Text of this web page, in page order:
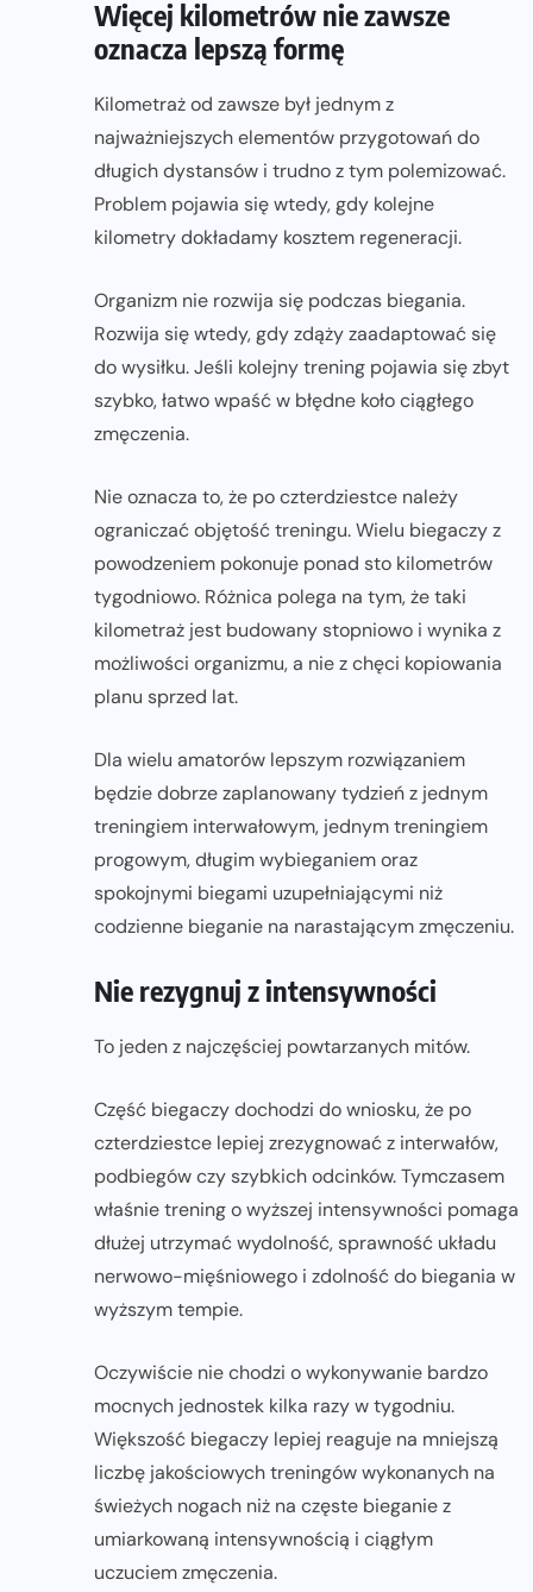
Więcej kilometrów nie zawsze
oznacza lepszą formę
Kilometraż od zawsze był jednym z
najważniejszych elementów przygotowań do
długich dystansów i trudno z tym polemizować.
Problem pojawia się wtedy, gdy kolejne
kilometry dokładamy kosztem regeneracji.
Organizm nie rozwija się podczas biegania.
Rozwija się wtedy, gdy zdąży zaadaptować się
do wysiłku. Jeśli kolejny trening pojawia się zbyt
szybko, łatwo wpaść w błędne koło ciągłego
zmęczenia.
Nie oznacza to, że po czterdziestce należy
ograniczać objętość treningu. Wielu biegaczy z
powodzeniem pokonuje ponad sto kilometrów
tygodniowo. Różnica polega na tym, że taki
kilometraż jest budowany stopniowo i wynika z
możliwości organizmu, a nie z chęci kopiowania
planu sprzed lat.
Dla wielu amatorów lepszym rozwiązaniem
będzie dobrze zaplanowany tydzień z jednym
treningiem interwałowym, jednym treningiem
progowym, długim wybieganiem oraz
spokojnymi biegami uzupełniającymi niż
codzienne bieganie na narastającym zmęczeniu.
Nie rezygnuj z intensywności
To jeden z najczęściej powtarzanych mitów.
Część biegaczy dochodzi do wniosku, że po
czterdziestce lepiej zrezygnować z interwałów,
podbiegów czy szybkich odcinków. Tymczasem
właśnie trening o wyższej intensywności pomaga
dłużej utrzymać wydolność, sprawność układu
nerwowo-mięśniowego i zdolność do biegania w
wyższym tempie.
Oczywiście nie chodzi o wykonywanie bardzo
mocnych jednostek kilka razy w tygodniu.
Większość biegaczy lepiej reaguje na mniejszą
liczbę jakościowych treningów wykonanych na
świeżych nogach niż na częste bieganie z
umiarkowaną intensywnością i ciągłym
uczuciem zmęczenia.